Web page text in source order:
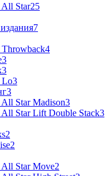
Star25
7
4
3
3
Lo3
3
Star Madison3
Star Lift Double Stack3
2
2
Star Move2